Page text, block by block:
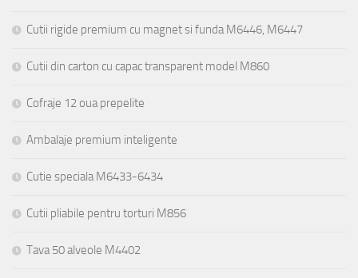
Cutii rigide premium cu magnet si funda M6446, M6447
Cutii din carton cu capac transparent model M860
Cofraje 12 oua prepelite
Ambalaje premium inteligente
Cutie speciala M6433-6434
Cutii pliabile pentru torturi M856
Tava 50 alveole M4402